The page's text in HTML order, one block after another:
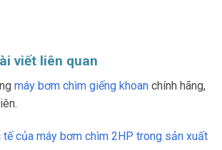
viết liên quan
máy bơm chìm giếng khoan chính hãng,
tế của máy bơm chìm 2HP trong sản xuất